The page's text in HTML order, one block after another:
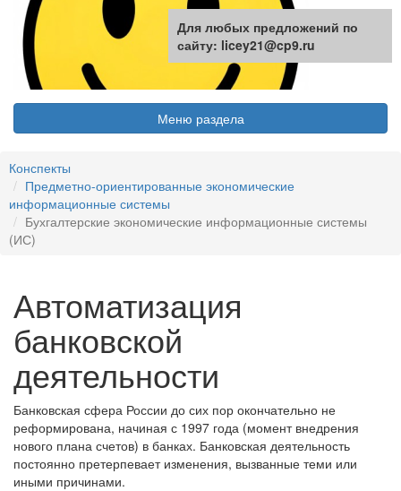
Меню раздела
Конспекты
Предметно-ориентированные экономические
информационные системы
Бухгалтерские экономические информационные системы
(ИС)
Автоматизация
банковской
деятельности
Банковская сфера России до сих пор окончательно не
реформирована, начиная с 1997 года (момент внедрения
нового плана счетов) в банках. Банковская деятельность
постоянно претерпевает изменения, вызванные теми или
иными причинами.
Для любых предложений по
сайту: licey21@cp9.ru